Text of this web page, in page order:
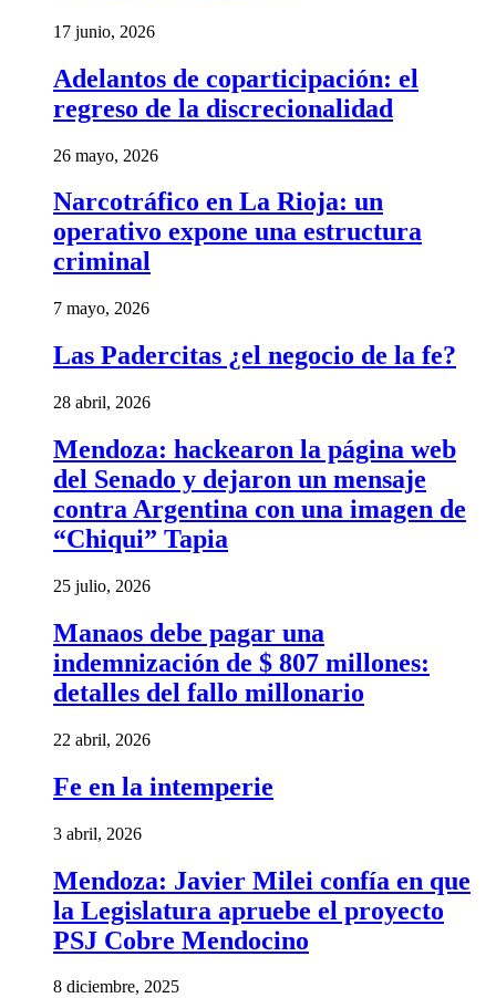
17 junio, 2026
Adelantos de coparticipación: el
regreso de la discrecionalidad
26 mayo, 2026
Narcotráfico en La Rioja: un
operativo expone una estructura
criminal
7 mayo, 2026
Las Padercitas ¿el negocio de la fe?
28 abril, 2026
Mendoza: hackearon la página web
del Senado y dejaron un mensaje
contra Argentina con una imagen de
“Chiqui” Tapia
25 julio, 2026
Manaos debe pagar una
indemnización de $ 807 millones:
detalles del fallo millonario
22 abril, 2026
Fe en la intemperie
3 abril, 2026
Mendoza: Javier Milei confía en que
la Legislatura apruebe el proyecto
PSJ Cobre Mendocino
8 diciembre, 2025